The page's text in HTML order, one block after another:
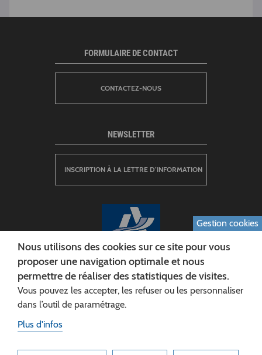
CONSEIL DÉPARTEMENTAL DE L'AISNE
Siège :
FORMULAIRE DE CONTACT
CONTACTEZ-NOUS
NEWSLETTER
INSCRIPTION À LA LETTRE D’INFORMATION
Gestion cookies
Nous utilisons des cookies sur ce site pour vous
proposer une navigation optimale et nous
permettre de réaliser des statistiques de visites.
Vous pouvez les accepter, les refuser ou les personnaliser
dans l’outil de paramétrage.
Plus d'infos